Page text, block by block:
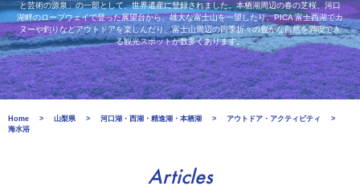
と芸術の源泉」の一部として、世界遺産に登録されました。本栖湖周辺の春の芝桜、河口
湖畔のロープウェイで登った展望台から、雄大な富士山を一望したり、PICA 富士西湖でカ
ヌーや釣りなどアウトドアを楽しんだり、富士山周辺の四季折々の豊かな自然を満喫でき
る観光スポットが数多くあります。
Home 山梨県 河口湖・西湖・精進湖・本栖湖
アウトドア・アクティビティ
海水浴
Articles